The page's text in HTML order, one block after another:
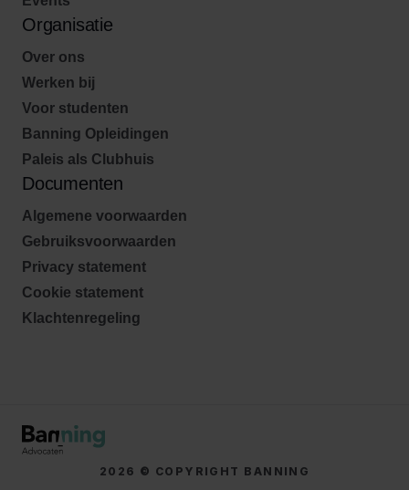
Organisatie
Over ons
Werken bij
Voor studenten
Banning Opleidingen
Paleis als Clubhuis
Documenten
Algemene voorwaarden
Gebruiksvoorwaarden
Privacy statement
Cookie statement
Klachtenregeling
2026 © COPYRIGHT BANNING